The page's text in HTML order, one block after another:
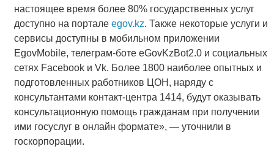
настоящее время более 80% государственных услуг
доступно на портале egov.kz. Также некоторые услуги и
сервисы доступны в мобильном приложении
ЕgovМоbile, телеграм-боте eGovKzBot2.0 и социальных
сетях Facebook и Vk. Более 1800 наиболее опытных и
подготовленных работников ЦОН, наряду с
консультантами контакт-центра 1414, будут оказывать
консультационную помощь гражданам при получении
ими госуслуг в онлайн формате», — уточнили в
госкорпорации.